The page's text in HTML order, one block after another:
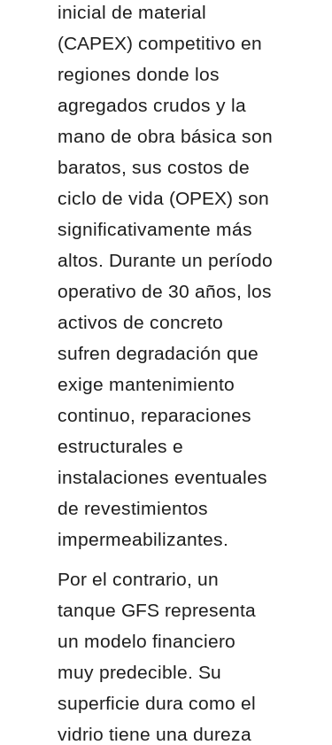
inicial de material
(CAPEX) competitivo en
regiones donde los
agregados crudos y la
mano de obra básica son
baratos, sus costos de
ciclo de vida (OPEX) son
significativamente más
altos. Durante un período
operativo de 30 años, los
activos de concreto
sufren degradación que
exige mantenimiento
continuo, reparaciones
estructurales e
instalaciones eventuales
de revestimientos
impermeabilizantes.
Por el contrario, un
tanque GFS representa
un modelo financiero
muy predecible. Su
superficie dura como el
vidrio tiene una dureza